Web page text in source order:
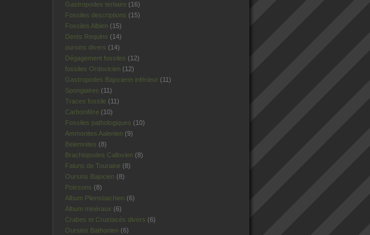
Gastropodes tertiaire (16)
Fossiles descriptions (15)
Fossiles Albien (15)
Dents Requins (14)
oursins divers (14)
Dégagement fossiles (12)
fossiles Ordovicien (12)
Gastropodes Bajocienn inférieur (11)
Spongiaires (11)
Traces fossile (11)
Carbonifère (10)
Fossiles pathologiques (10)
Ammonites Aalenien (9)
Belemnites (8)
Brachiopodes Callovien (8)
Faluns de Touraine (8)
Oursins Bajocien (8)
Poissons (8)
Album Pliensbachien (6)
Album minéraux (6)
Crabes et Crustacés divers (6)
Oursins Bathonien (6)